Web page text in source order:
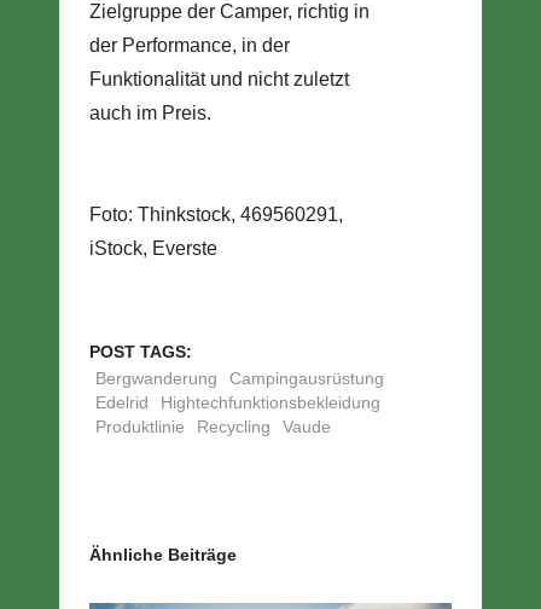
Zielgruppe der Camper, richtig in
der Performance, in der
Funktionalität und nicht zuletzt
auch im Preis.
Foto: Thinkstock, 469560291,
iStock, Everste
POST TAGS:
Bergwanderung
Campingausrüstung
Edelrid
Hightechfunktionsbekleidung
Produktlinie
Recycling Vaude
Ähnliche Beiträge